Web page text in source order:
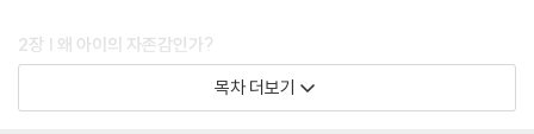
2장 | 왜 아이의 자존감인가?
01 자존감은 장기 투자다 … 39
02 자존감은 무한대로 꺼내 쓰는 화수분이다 … 44
목차 더보기